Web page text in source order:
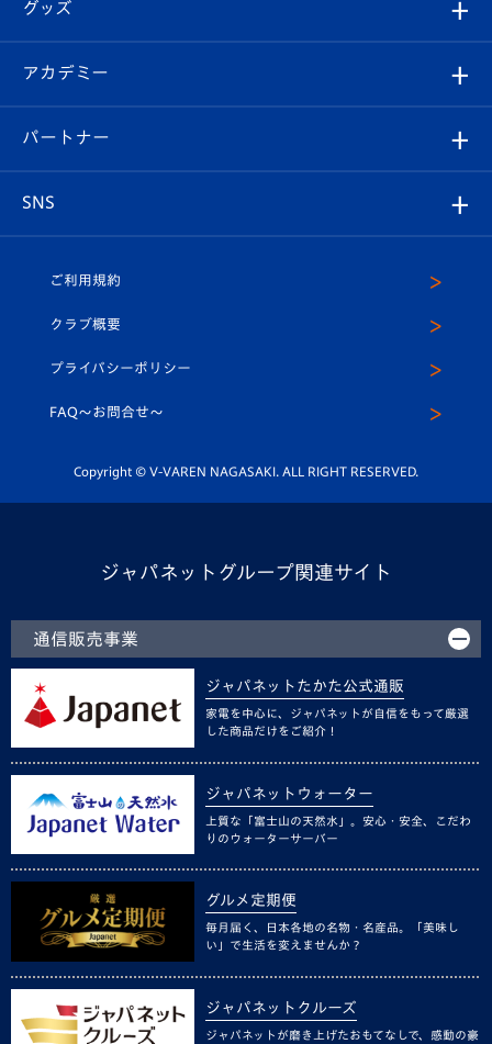
チケット
イベント
メディア
ホームタウン
スタッフプロフィール
マスコット紹介
平和祈念活動
ホームタウン活動
Revive Team
ヴィヴィくんの長崎おもてなしガイド
フォトギャラリー
スタジアムグルメ
V-LOVERS（ファンクラブ）
プレイヤーズスイート
グッズ
オンラインショップ
店舗情報
アカデミー
育成からのお知らせ
U-18
スクール
パートナー
SNS
ヴィヴィくんインスタグラム
公式LINE＠
ご利用規約
クラブ概要
プライバシーポリシー
FAQ〜お問合せ〜
Copyright © V-VAREN NAGASAKI. ALL RIGHT RESERVED.
ジャパネットグループ関連サイト
通信販売事業
ジャパネットたかた公式通販
家電を中心に、ジャパネットが自信をもって厳選
した商品だけをご紹介！
ジャパネットウォーター
上質な「富士山の天然水」。安心・安全、こだわ
りのウォーターサーバー
グルメ定期便
毎月届く、日本各地の名物・名産品。「美味し
い」で生活を変えませんか？
ジャパネットクルーズ
ジャパネットが磨き上げたおもてなしで、感動の豪